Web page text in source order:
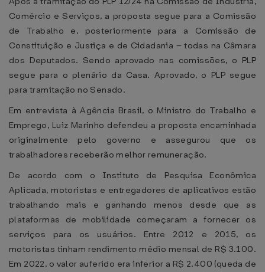
Comércio e Serviços, a proposta segue para a Comissão
de Trabalho e, posteriormente para a Comissão de
Constituição e Justiça e de Cidadania – todas na Câmara
dos Deputados. Sendo aprovado nas comissões, o PLP
segue para o plenário da Casa. Aprovado, o PLP segue
para tramitação no Senado.
Em entrevista à Agência Brasil, o Ministro do Trabalho e
Emprego, Luiz Marinho defendeu a proposta encaminhada
originalmente pelo governo e assegurou que os
trabalhadores receberão melhor remuneração.
De acordo com o Instituto de Pesquisa Econômica
Aplicada, motoristas e entregadores de aplicativos estão
trabalhando mais e ganhando menos desde que as
plataformas de mobilidade começaram a fornecer os
serviços para os usuários. Entre 2012 e 2015, os
motoristas tinham rendimento médio mensal de R$ 3.100.
Em 2022, o valor auferido era inferior a R$ 2.400 (queda de